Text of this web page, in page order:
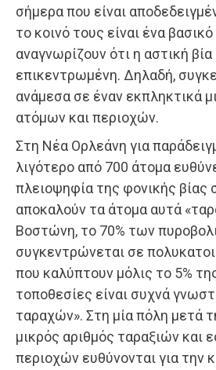
σήμερα που είναι
το κοινό τους είναι ένα
αναγνωρίζουν ότι η αστική βία
επικεντρωμένη. Δηλαδή,
ανάμεσα σε έναν εκπληκτικά
ατόμων και περιοχών.
Στη Νέα Ορλεάνη για
λιγότερο από 700 άτομα
πλειοψηφία της φονικής βίας
αποκαλούν τα άτομα αυτά
Βοστώνη, το 70% των
συγκεντρώνεται σε
που καλύπτουν μόλις το 5%
τοποθεσίες είναι συχνά
ταραχών». Στη μία πόλη μετά
μικρός αριθμός ταραξιών και
περιοχών ευθύνονται για την